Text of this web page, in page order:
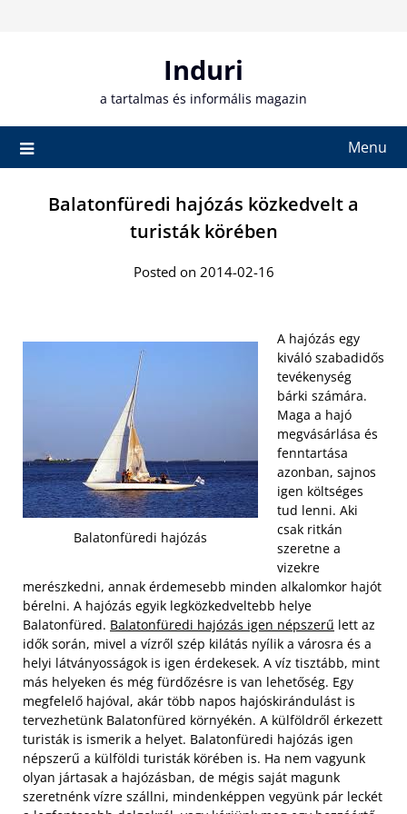
Induri
a tartalmas és informális magazin
Menu
Balatonfüredi hajózás közkedvelt a
turisták körében
Posted on 2014-02-16
Balatonfüredi hajózás
A hajózás egy
kiváló szabadidős
tevékenység
bárki számára.
Maga a hajó
megvásárlása és
fenntartása
azonban, sajnos
igen költséges
tud lenni. Aki
csak ritkán
szeretne a
vizekre
merészkedni, annak érdemesebb minden alkalomkor hajót
bérelni. A hajózás egyik legközkedveltebb helye
Balatonfüred. Balatonfüredi hajózás igen népszerű lett az
idők során, mivel a vízről szép kilátás nyílik a városra és a
helyi látványosságok is igen érdekesek. A víz tisztább, mint
más helyeken és még fürdőzésre is van lehetőség. Egy
megfelelő hajóval, akár több napos hajóskirándulást is
tervezhetünk Balatonfüred környékén. A külföldről érkezett
turisták is ismerik a helyet. Balatonfüredi hajózás igen
népszerű a külföldi turisták körében is. Ha nem vagyunk
olyan jártasak a hajózásban, de mégis saját magunk
szeretnénk vízre szállni, mindenképpen vegyünk pár leckét